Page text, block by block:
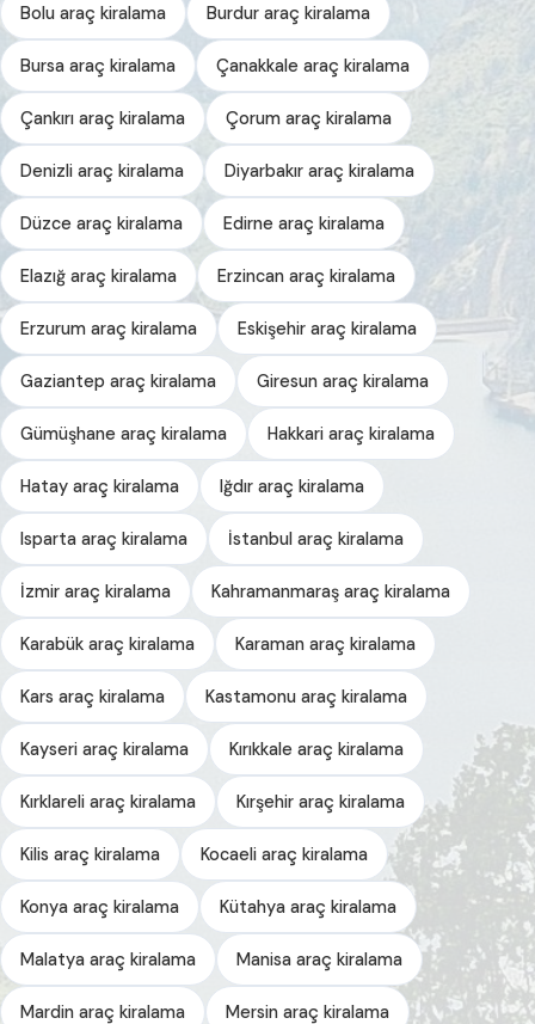
Bolu araç kiralama Burdur araç kiralama
Bursa araç kiralama Çanakkale araç kiralama
Çankırı araç kiralama Çorum araç kiralama
Denizli araç kiralama Diyarbakır araç kiralama
Düzce araç kiralama Edirne araç kiralama
Elazığ araç kiralama Erzincan araç kiralama
Erzurum araç kiralama Eskişehir araç kiralama
Gaziantep araç kiralama Giresun araç kiralama
Gümüşhane araç kiralama Hakkari araç kiralama
Hatay araç kiralama Iğdır araç kiralama
Isparta araç kiralama İstanbul araç kiralama
İzmir araç kiralama Kahramanmaraş araç kiralama
Karabük araç kiralama Karaman araç kiralama
Kars araç kiralama Kastamonu araç kiralama
Kayseri araç kiralama Kırıkkale araç kiralama
Kırklareli araç kiralama Kırşehir araç kiralama
Kilis araç kiralama Kocaeli araç kiralama
Konya araç kiralama Kütahya araç kiralama
Malatya araç kiralama Manisa araç kiralama
Mardin araç kiralama Mersin araç kiralama